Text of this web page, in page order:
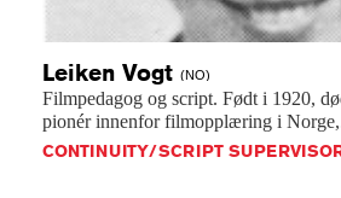
Leiken Vogt (NO)
Filmpedagog og script. Født i 1920,
pionér innenfor filmopplæring i
CONTINUITY/SCRIPT